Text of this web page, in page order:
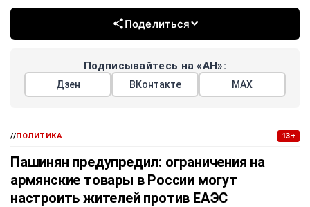
Поделиться
Подписывайтесь на «АН»:
Дзен ВКонтакте МАХ
//ПОЛИТИКА 13+
Пашинян предупредил: ограничения на
армянские товары в России могут
настроить жителей против ЕАЭС